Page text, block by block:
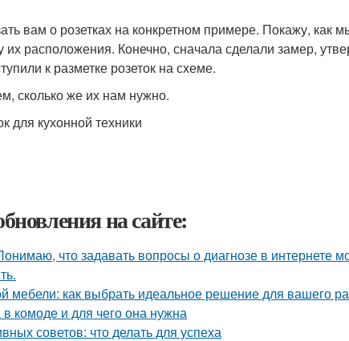
вам о розетках на конкретном примере. Покажу, как
их расположения. Конечно, сначала сделали замер,
к разметке розеток на схеме.
сколько же их нам нужно.
для кухонной техники
на сайте:
что задавать вопросы о диагнозе в интернете
мебели: как выбрать идеальное решение для вашего
в комоде и для чего она нужна
советов: что делать для успеха